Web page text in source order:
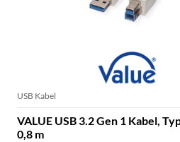
USB Kabel
VALUE USB 3.2 Gen 1 Kabel,
0,8 m